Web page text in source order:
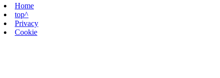
Home
top^
Privacy
Cookie